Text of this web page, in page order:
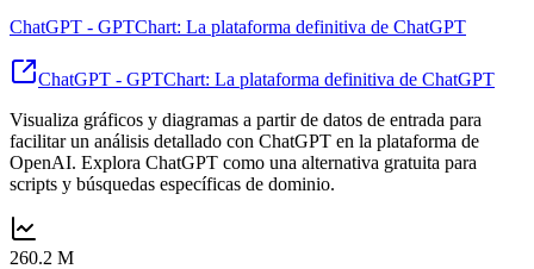
ChatGPT - GPTChart: La plataforma definitiva de ChatGPT
ChatGPT - GPTChart: La plataforma definitiva de ChatGPT
Visualiza gráficos y diagramas a partir de datos de entrada para
facilitar un análisis detallado con ChatGPT en la plataforma de
OpenAI. Explora ChatGPT como una alternativa gratuita para
scripts y búsquedas específicas de dominio.
260.2 M